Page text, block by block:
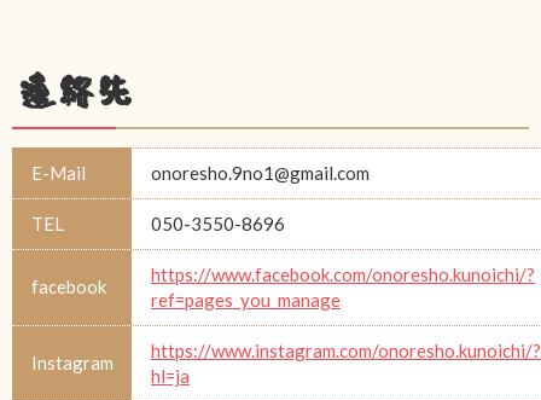
連絡先
E-Mail onoresho.9no1@gmail.com
TEL 050-3550-8696
facebook
https://www.facebook.com/onoresho.kunoichi/?
ref=pages_you_manage
Instagram
https://www.instagram.com/onoresho.kunoichi/?
hl=ja